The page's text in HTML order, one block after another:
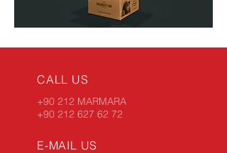
CALL US
+90 212 MARMARA
+90 212 627 62 72
E-MAIL US